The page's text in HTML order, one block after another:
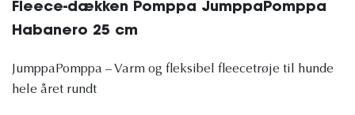
Fleece-dækken Pomppa JumppaPomppa
Habanero 25 cm
JumppaPomppa – Varm og fleksibel fleecetrøje til hunde
hele året rundt